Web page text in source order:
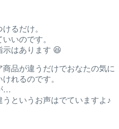
るだけ。
いのです。
示はあります 😆
品が違うだけでおなたの気に
れるのです。
…
というお声はでていますよ♪